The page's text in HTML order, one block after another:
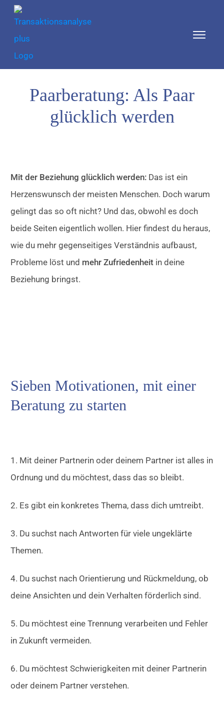
Paarberatung: Als Paar
glücklich werden
Mit der Beziehung glücklich werden: Das ist ein
Herzenswunsch der meisten Menschen. Doch warum
gelingt das so oft nicht? Und das, obwohl es doch
beide Seiten eigentlich wollen. Hier findest du heraus,
wie du mehr gegenseitiges Verständnis aufbaust,
Probleme löst und mehr Zufriedenheit in deine
Beziehung bringst.
Sieben Motivationen, mit einer
Beratung zu starten
1. Mit deiner Partnerin oder deinem Partner ist alles in
Ordnung und du möchtest, dass das so bleibt.
2. Es gibt ein konkretes Thema, dass dich umtreibt.
3. Du suchst nach Antworten für viele ungeklärte
Themen.
4. Du suchst nach Orientierung und Rückmeldung, ob
deine Ansichten und dein Verhalten förderlich sind.
5. Du möchtest eine Trennung verarbeiten und Fehler
in Zukunft vermeiden.
6. Du möchtest Schwierigkeiten mit deiner Partnerin
oder deinem Partner verstehen.